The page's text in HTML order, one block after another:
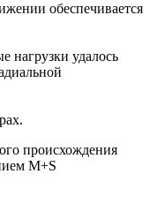
обеспечивается
нагрузки удалось
происхождения
M+S